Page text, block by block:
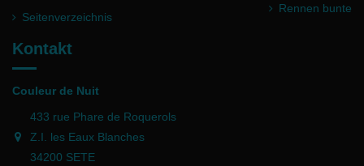
Seitenverzeichnis
Rennen bunte
Kontakt
Couleur de Nuit
433 rue Phare de Roquerols
Z.I. les Eaux Blanches
34200 SETE